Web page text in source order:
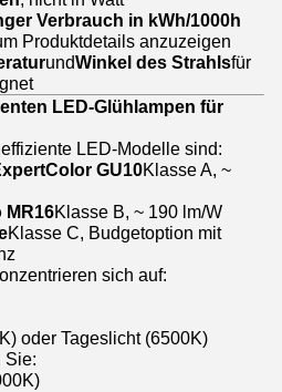
Verbrauch in kWh/1000h
Produktdetails anzuzeigen
undWinkel des Strahlsfür
LED-Glühlampen für
LED-Modelle sind:
GU10Klasse A, ~
MR16Klasse B, ~ 190 lm/W
Klasse C, Budgetoption mit
sich auf:
oder Tageslicht (6500K)
Sie: